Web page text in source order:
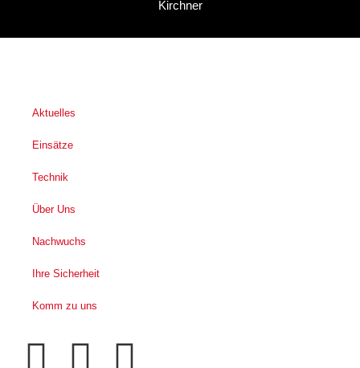
Kirchner
Aktuelles
Einsätze
Technik
Über Uns
Nachwuchs
Ihre Sicherheit
Komm zu uns